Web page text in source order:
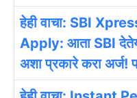
हेही वाचा: SBI
Apply: आता SBI देतेय
अशा प्रकारे करा अर्ज!